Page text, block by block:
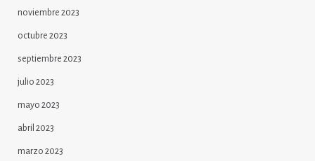
noviembre 2023
octubre 2023
septiembre 2023
julio 2023
mayo 2023
abril 2023
marzo 2023